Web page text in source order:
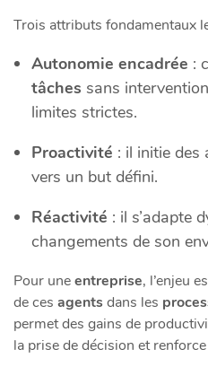
Trois attributs fondamentaux
Autonomie encadrée :
tâches sans
limites strictes.
Proactivité : il initie des
vers un but défini.
Réactivité : il s’adapte
changements de son
Pour uneentreprise, l’enjeu
de ces agentsdans les
permet des gains de
la prise de décision et